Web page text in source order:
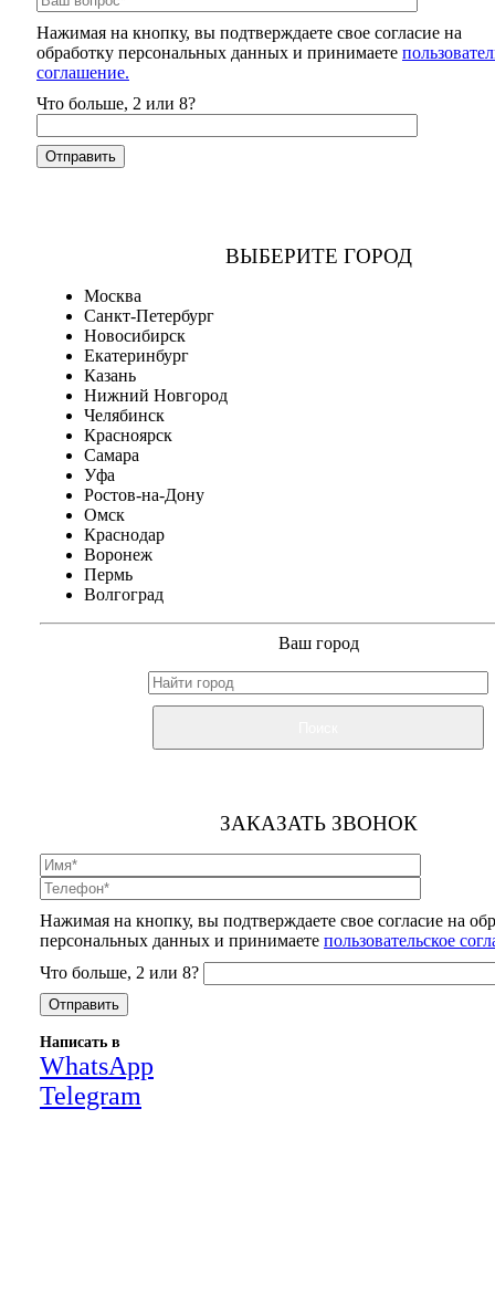
Нажимая на кнопку, вы подтверждаете свое согласие на
обработку персональных данных и принимаете
соглашение.
Что больше, 2 или 8?
ВЫБЕРИТЕ ГОРОД
Москва
Санкт-Петербург
Новосибирск
Екатеринбург
Казань
Нижний Новгород
Челябинск
Красноярск
Самара
Уфа
Ростов-на-Дону
Омск
Краснодар
Воронеж
Пермь
Волгоград
Ваш город
ЗАКАЗАТЬ ЗВОНОК
Нажимая на кнопку, вы подтверждаете свое согласие на
персональных данных и принимаете пользовательское
Что больше, 2 или 8?
Написать в
WhatsApp
Telegram